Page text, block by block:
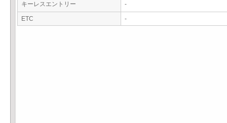
キーレスエントリー -
ETC -